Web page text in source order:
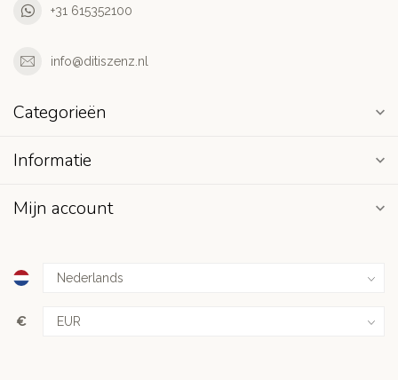
+31 615352100
info@ditiszenz.nl
Categorieën
Informatie
Mijn account
€